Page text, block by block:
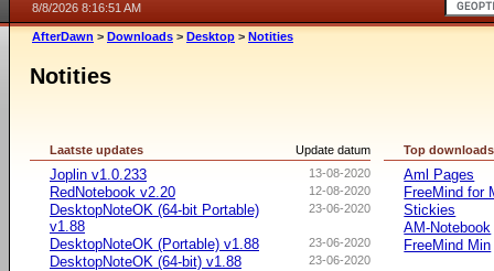
8/8/2026 8:16:51 AM
AfterDawn > Downloads > Desktop > Notities
Notities
Update datum
Laatste updates
13-08-2020
Joplin v1.0.233
12-08-2020
RedNotebook v2.20
23-06-2020
DesktopNoteOK (64-bit Portable)
v1.88
23-06-2020
DesktopNoteOK (Portable) v1.88
23-06-2020
DesktopNoteOK (64-bit) v1.88
Top downloads
Aml Pages
FreeMind for
Stickies
AM-Notebook
FreeMind Min